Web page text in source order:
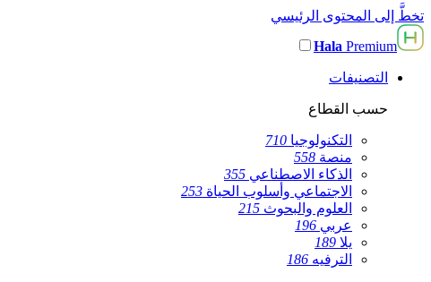
تخطَّ إلى المحتوى الرئيسي
Hala Premium
التصنيفات
حسب القطاع
التكنولوجيا 710
منصة 558
الذكاء الاصطناعي 355
الاجتماعي وأسلوب الحياة 253
العلوم والبحوث 215
عربي 196
يلا 189
الترفيه 186